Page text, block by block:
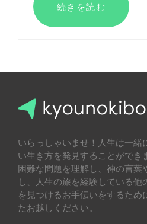
続きを読む
いらっしゃいませ！人生は一緒
い生き方を発見することができ
困難な問題を理解し、神の言葉
し、人生の旅を経験している他
を見つけるお手伝いをするため
たお越しください。